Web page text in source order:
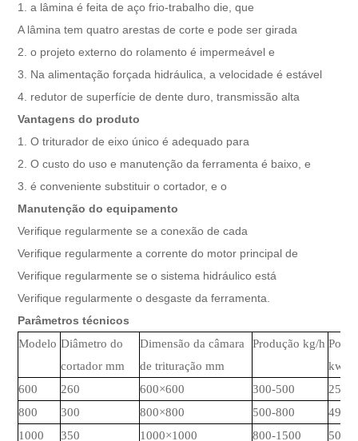
1. a lâmina é feita de aço frio-trabalho die, que
A lâmina tem quatro arestas de corte e pode ser girada
2. o projeto externo do rolamento é impermeável e
3. Na alimentação forçada hidráulica, a velocidade é estável
4. redutor de superfície de dente duro, transmissão alta
Vantagens do produto
1. O triturador de eixo único é adequado para
2. O custo do uso e manutenção da ferramenta é baixo, e
3. é conveniente substituir o cortador, e o
Manutenção do equipamento
Verifique regularmente se a conexão de cada
Verifique regularmente a corrente do motor principal de
Verifique regularmente se o sistema hidráulico está
Verifique regularmente o desgaste da ferramenta.
Parâmetros técnicos
Modelo Diâmetro do
cortador mm
Dimensão da câmara
de trituração mm
Produção kg/h
kw
600
260 600×600 300-500
25
800
300 800×800 500-800
49
1000
350 1000×1000 800-1500
50.5